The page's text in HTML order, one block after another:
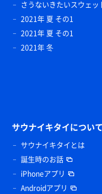
さうないきたいスウェッ
2021年 夏 その1
2021年 夏 その1
2021年 冬
サウナイキタイについて
サウナイキタイとは
誕生時のお話
iPhoneアプリ
Androidアプリ